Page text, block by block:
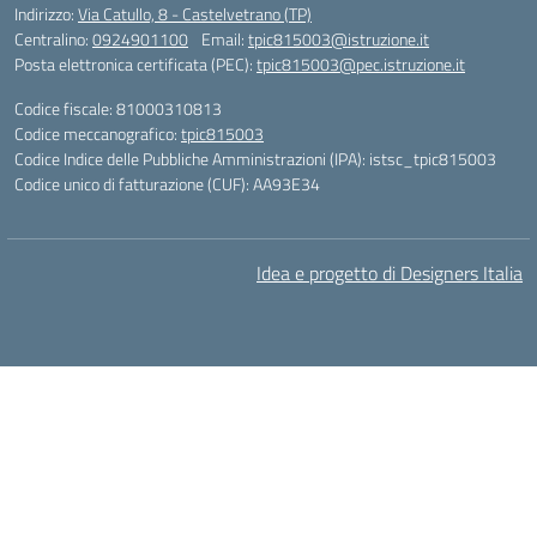
Indirizzo:Via Catullo, 8 - Castelvetrano (TP)
Centralino:0924901100 Email:tpic815003@istruzione.it
Posta elettronica certificata (PEC):tpic815003@pec.istruzione.it
Codice fiscale: 81000310813
Codice meccanografico:tpic815003
Codice Indice delle Pubbliche Amministrazioni (IPA): istsc_tpic815003
Codice unico di fatturazione (CUF): AA93E34
Idea e progetto di Designers Italia